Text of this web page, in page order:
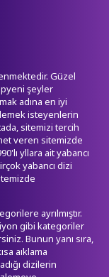
Güzel
şeyler
adına en iyi
isteyenlerin
sitemizi tercih
veren sitemizde
yllara ait yabancı
yabancı dizi
ayrılmıştır.
gibi kategoriler
Bunun yanı sıra,
aıklama
dizilerin